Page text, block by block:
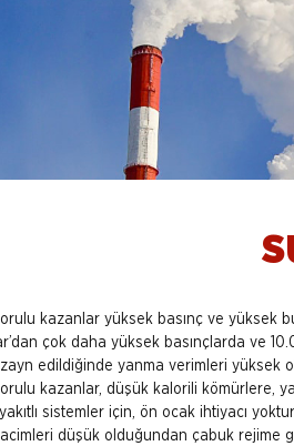
kazanlar yüksek basınç ve yüksek
çok daha yüksek basınçlarda ve
edildiğinde yanma verimleri yüksek
kazanlar, düşük kalorili kömürlere,
yakıtlı sistemler için, ön ocak ihtiyacı
düşük olduğundan çabuk rejime